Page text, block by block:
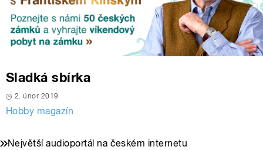
Sladká sbírka
2. únor 2019
Hobby magazín
Největší audioportál na českém internetu